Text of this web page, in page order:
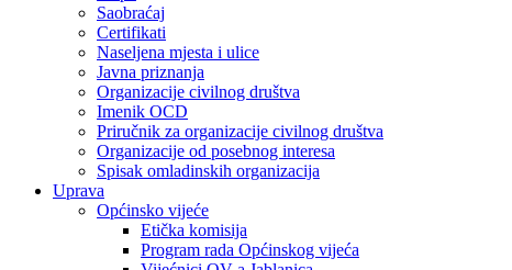
Saobraćaj
Certifikati
Naseljena mjesta i ulice
Javna priznanja
Organizacije civilnog društva
Imenik OCD
Priručnik za organizacije civilnog društva
Organizacije od posebnog interesa
Spisak omladinskih organizacija
Uprava
Općinsko vijeće
Etička komisija
Program rada Općinskog vijeća